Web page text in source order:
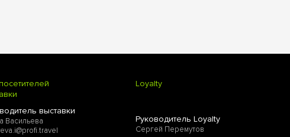
выставки
Васильева
Loyalty
Руководитель Loyalty
Сергей Перемутов